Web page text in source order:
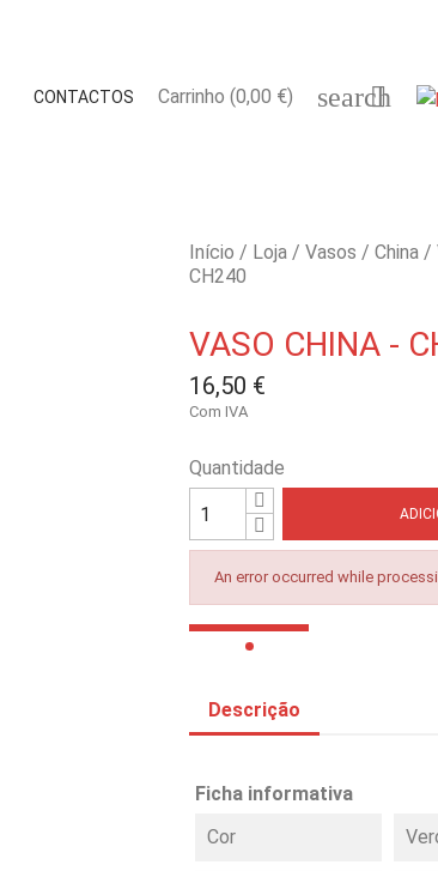
CONTACTOS Carrinho (0,00 €) search

Início Loja Vasos China
CH240
VASO CHINA -
16,50 €
Com IVA
Quantidade
An error occurred while
Descrição
Ficha informativa
Cor